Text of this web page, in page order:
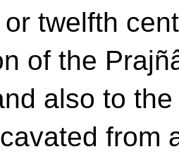
twelfth
of the
also to
from